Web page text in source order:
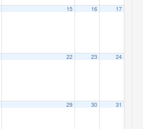
15 16 17
22 23 24
29 30 31